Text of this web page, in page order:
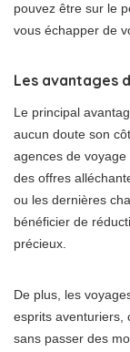
pouvez être sur le
vous échapper de
Les avantages
Le principal
aucun doute son
agences de
des offres
ou les dernières
bénéficier de
précieux.
De plus, les
esprits aventuriers,
sans passer des